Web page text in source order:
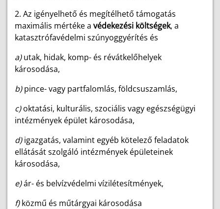
2. Az igényelhető és megítélhető támogatás
maximális mértéke a védekezési költségek, a
katasztrófavédelmi szúnyoggyérítés és
a)utak, hidak, komp- és révátkelőhelyek
károsodása,
b)pince- vagy partfalomlás, földcsuszamlás,
c)oktatási, kulturális, szociális vagy egészségügyi
intézmények épület károsodása,
d)igazgatás, valamint egyéb kötelező feladatok
ellátását szolgáló intézmények épületeinek
károsodása,
e)ár- és belvízvédelmi vízilétesítmények,
f)közmű és műtárgyai károsodása